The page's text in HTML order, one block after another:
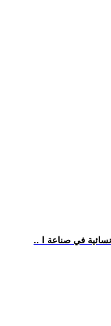
في صناعة ا